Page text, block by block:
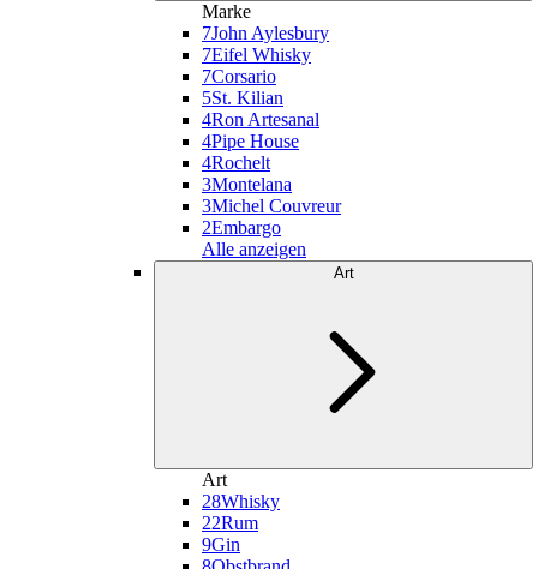
Marke
7John Aylesbury
7Eifel Whisky
7Corsario
5St. Kilian
4Ron Artesanal
4Pipe House
4Rochelt
3Montelana
3Michel Couvreur
2Embargo
Alle anzeigen
Art
Art
28Whisky
22Rum
9Gin